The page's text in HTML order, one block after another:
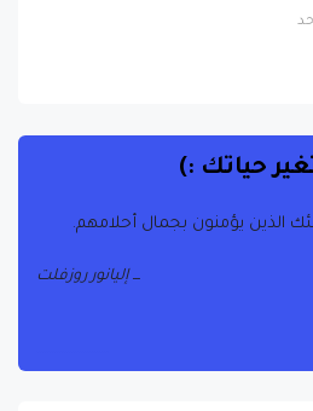
حياتك :)
الذين يؤمنون بجمال أحلامهم.
إليانور روزفلت